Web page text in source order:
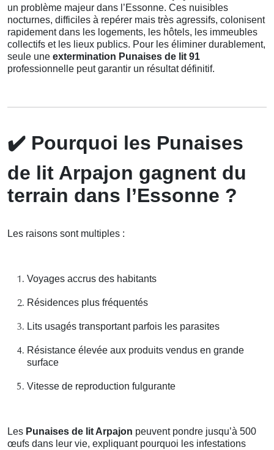
un problème majeur dans l’Essonne. Ces nuisibles
nocturnes, difficiles à repérer mais très agressifs, colonisent
rapidement dans les logements, les hôtels, les immeubles
collectifs et les lieux publics. Pour les éliminer durablement,
seule une extermination Punaises de lit 91
professionnelle peut garantir un résultat définitif.
✔️ Pourquoi les Punaises
de lit Arpajon gagnent du
terrain dans l’Essonne ?
Les raisons sont multiples :
Voyages accrus des habitants
Résidences plus fréquentés
Lits usagés transportant parfois les parasites
Résistance élevée aux produits vendus en grande
surface
Vitesse de reproduction fulgurante
Les Punaises de lit Arpajon peuvent pondre jusqu’à 500
œufs dans leur vie, expliquant pourquoi les infestations